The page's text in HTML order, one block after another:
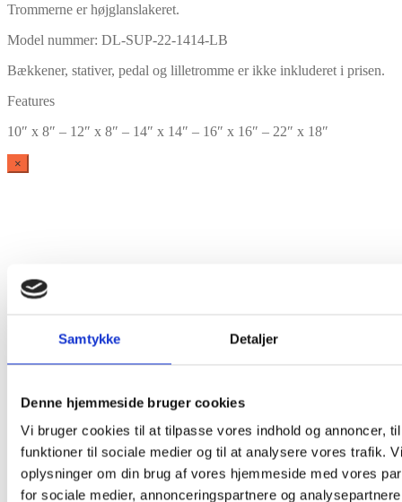
Samtykke Detaljer
Denne hjemmeside bruger cookies
Vi bruger cookies til at tilpasse vores indhold og annoncer,
funktioner til sociale medier og til at analysere vores trafik.
oplysninger om din brug af vores hjemmeside med vores
for sociale medier, annonceringspartnere og
Trommerne er højglanslakeret.
Model nummer: DL-SUP-22-1414-LB
Bækkener, stativer, pedal og lilletromme er ikke inkluderet i prisen.
Features
10″ x 8″ – 12″ x 8″ – 14″ x 14″ – 16″ x 16″ – 22″ x 18″
×